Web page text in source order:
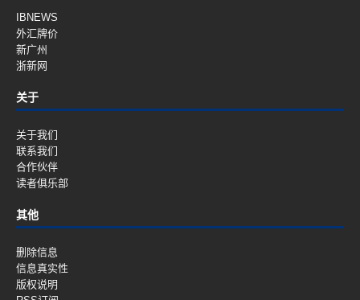
IBNEWS
外汇牌价
新广州
浙新网
关于
关于我们
联系我们
合作伙伴
读者俱乐部
其他
删除信息
信息真实性
版权说明